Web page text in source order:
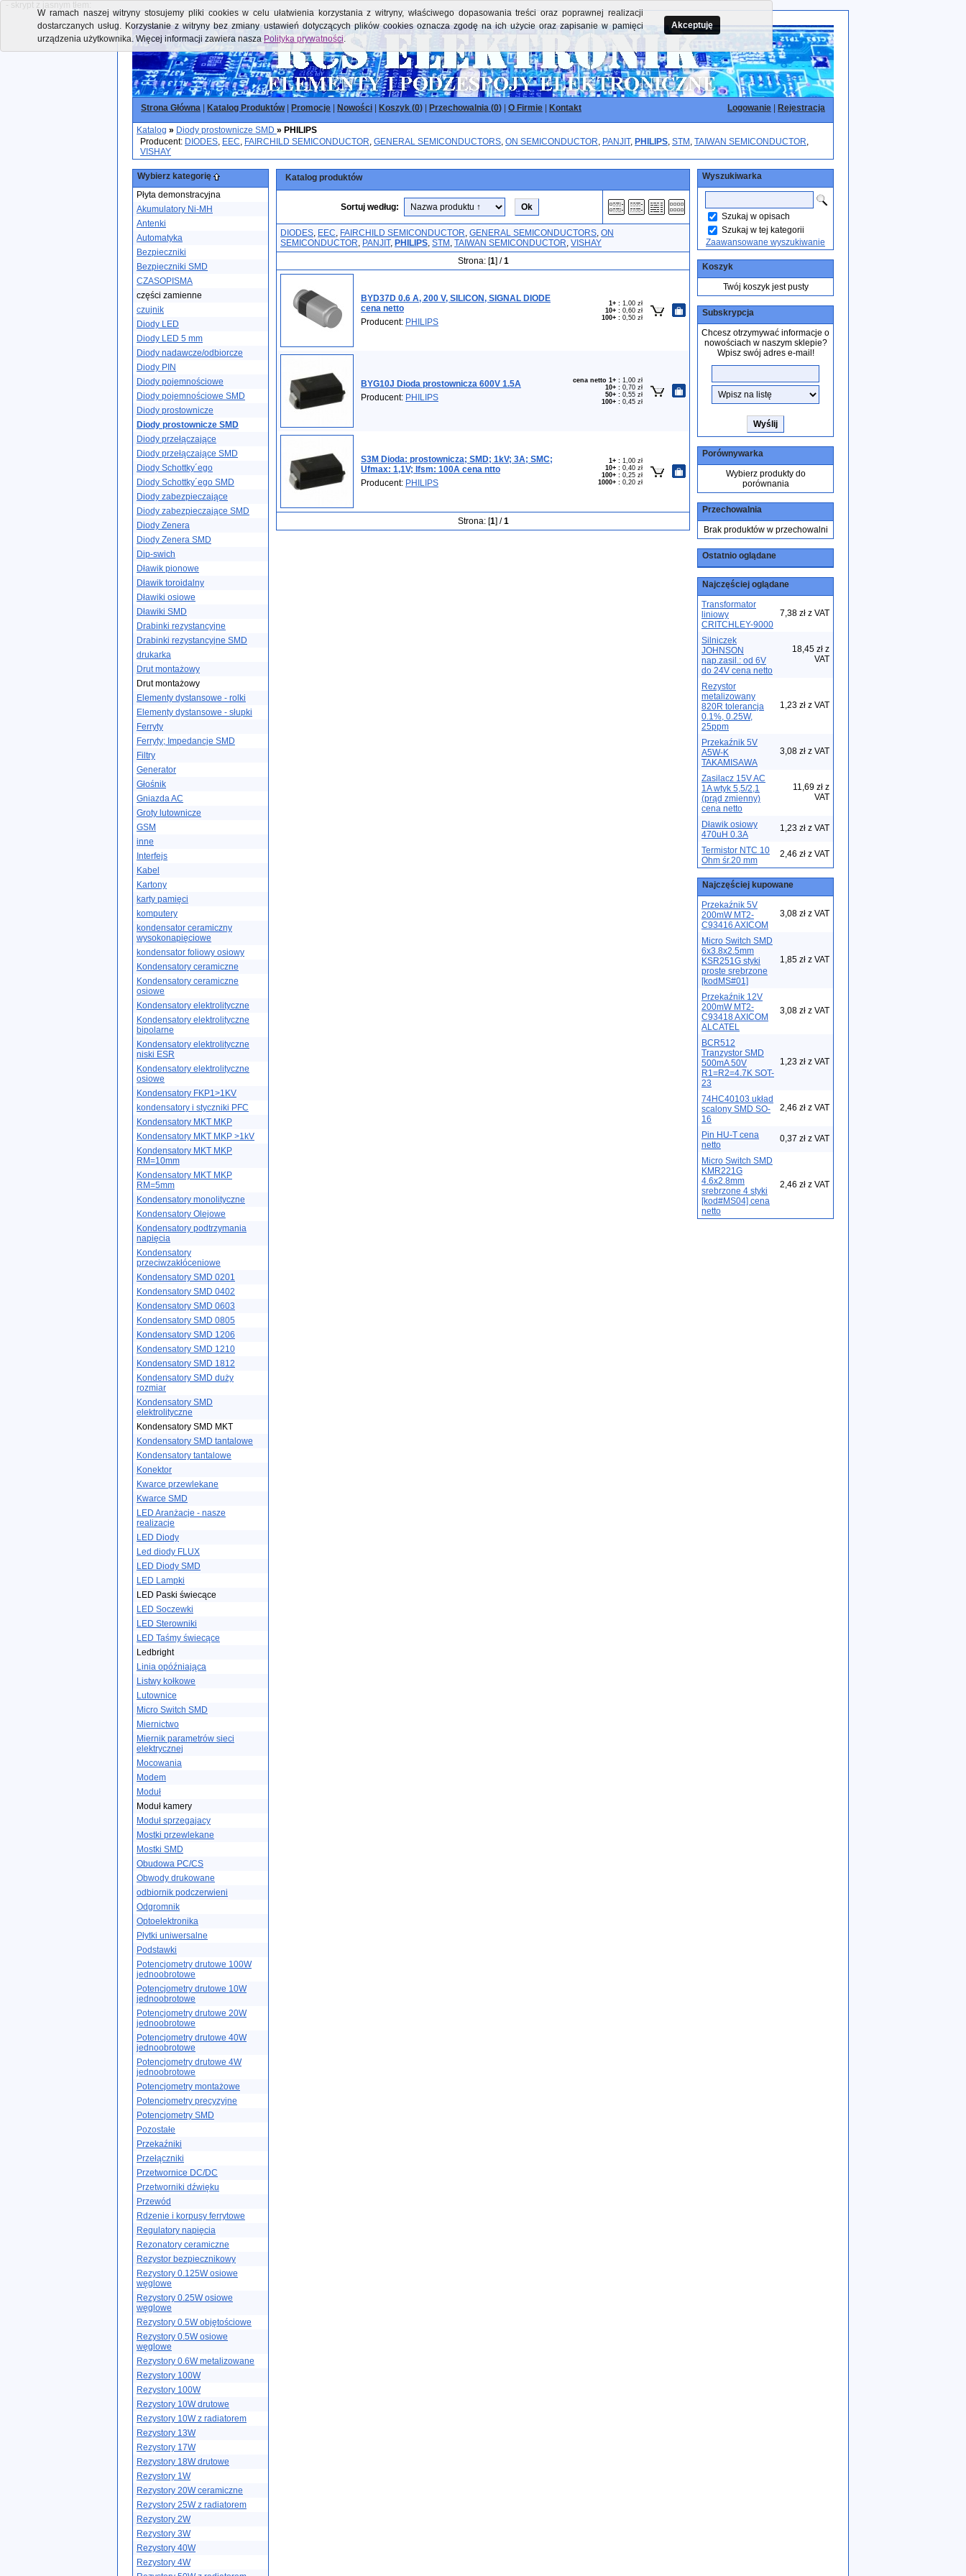
- skrypt z jasnym tłem:
Strona Główna Katalog Produktów| Promocje Nowości Koszyk (0) Przechowalnia (0) O Firmie Kontakt Logowanie Rejestracja
Katalog » Diody prostownicze SMD » PHILIPS
Producent: DIODES, EEC, FAIRCHILD SEMICONDUCTOR, GENERAL SEMICONDUCTORS, ON SEMICONDUCTOR, PANJIT, PHILIPS, STM , TAIWAN SEMICONDUCTOR,
VISHAY
Wybierz kategorię
Płyta demonstracyjna
Akumulatory Ni-MH
Antenki
Automatyka
Bezpieczniki
Bezpieczniki SMD
CZASOPISMA
części zamienne
czujnik
Diody LED
Diody LED 5 mm
Diody nadawcze/odbiorcze
Diody PIN
Diody pojemnościowe
Diody pojemnościowe SMD
Diody prostownicze
Diody prostownicze SMD
Diody przełączające
Diody przełączające SMD
Diody Schottky´ego
Diody Schottky´ego SMD
Diody zabezpieczające
Diody zabezpieczające SMD
Diody Zenera
Diody Zenera SMD
Dip-swich
Dławik pionowe
Dławik toroidalny
Dławiki osiowe
Dławiki SMD
Drabinki rezystancyjne
Drabinki rezystancyjne SMD
drukarka
Drut montażowy
Drut montażowy
Elementy dystansowe - rolki
Elementy dystansowe - słupki
Ferryty
Ferryty; Impedancje SMD
Filtry
Generator
Głośnik
Gniazda AC
Groty lutownicze
GSM
inne
Interfejs
Kabel
Kartony
karty pamięci
komputery
kondensator ceramiczny
wysokonapięciowe
kondensator foliowy osiowy
Kondensatory ceramiczne
Kondensatory ceramiczne
osiowe
Kondensatory elektrolityczne
Kondensatory elektrolityczne
bipolarne
Kondensatory elektrolityczne
niski ESR
Kondensatory elektrolityczne
osiowe
Kondensatory FKP1>1KV
kondensatory i styczniki PFC
Kondensatory MKT MKP
Kondensatory MKT MKP >1kV
Kondensatory MKT MKP
RM=10mm
Kondensatory MKT MKP
RM=5mm
Kondensatory monolityczne
Kondensatory Olejowe
Kondensatory podtrzymania
napięcia
Kondensatory
przeciwzakłóceniowe
Kondensatory SMD 0201
Kondensatory SMD 0402
Kondensatory SMD 0603
Kondensatory SMD 0805
Kondensatory SMD 1206
Kondensatory SMD 1210
Kondensatory SMD 1812
Kondensatory SMD duży
rozmiar
Kondensatory SMD
elektrolityczne
Kondensatory SMD MKT
Kondensatory SMD tantalowe
Kondensatory tantalowe
Konektor
Kwarce przewlekane
Kwarce SMD
LED Aranżacje - nasze
realizacje
LED Diody
Led diody FLUX
LED Diody SMD
LED Lampki
LED Paski świecące
LED Soczewki
LED Sterowniki
LED Taśmy świecące
Ledbright
Linia opóźniająca
Listwy kołkowe
Lutownice
Micro Switch SMD
Miernictwo
Miernik parametrów sieci
elektrycznej
Mocowania
Modem
Moduł
Moduł kamery
Moduł sprzegajacy
Mostki przewlekane
Mostki SMD
Obudowa PC/CS
Obwody drukowane
odbiornik podczerwieni
Odgromnik
Optoelektronika
Płytki uniwersalne
Podstawki
Potencjometry drutowe 100W
jednoobrotowe
Potencjometry drutowe 10W
jednoobrotowe
Potencjometry drutowe 20W
jednoobrotowe
Potencjometry drutowe 40W
jednoobrotowe
Potencjometry drutowe 4W
jednoobrotowe
Potencjometry montażowe
Potencjometry precyzyjne
Potencjometry SMD
Pozostałe
Przekaźniki
Przełączniki
Przetwornice DC/DC
Przetworniki dźwięku
Przewód
Rdzenie i korpusy ferrytowe
Regulatory napięcia
Rezonatory ceramiczne
Rezystor bezpiecznikowy
Rezystory 0.125W osiowe
węglowe
Rezystory 0.25W osiowe
węglowe
Rezystory 0.5W objętościowe
Rezystory 0.5W osiowe
węglowe
Rezystory 0.6W metalizowane
Rezystory 100W
Rezystory 100W
Rezystory 10W drutowe
Rezystory 10W z radiatorem
Rezystory 13W
Rezystory 17W
Rezystory 18W drutowe
Rezystory 1W
Rezystory 20W ceramiczne
Rezystory 25W z radiatorem
Rezystory 2W
Rezystory 3W
Rezystory 40W
Rezystory 4W
Katalog produktów
Sortuj według:
DIODES, EEC, FAIRCHILD SEMICONDUCTOR, GENERAL SEMICONDUCTORS, ON
SEMICONDUCTOR, PANJIT, PHILIPS, STM , TAIWAN SEMICONDUCTOR, VISHAY
Strona: [1] /1
BYD37D 0.6 A, 200 V, SILICON, SIGNAL DIODE
cena netto
Producent: PHILIPS
1+ : 1,00 zł
10+ : 0,60 zł
100+ : 0,50 zł
BYG10J Dioda prostownicza 600V 1.5A
Producent: PHILIPS
cena netto 1+ : 1,00 zł
10+ : 0,70 zł
50+ : 0,55 zł
100+ : 0,45 zł
S3M Dioda: prostownicza; SMD; 1kV; 3A; SMC;
Ufmax: 1,1V; Ifsm: 100A cena ntto
Producent: PHILIPS
1+ : 1,00 zł
10+ : 0,40 zł
100+ : 0,25 zł
1000+ : 0,20 zł
Strona: [1] /1
Wyszukiwarka
Szukaj w opisach
Szukaj w tej kategorii
Zaawansowane wyszukiwanie
Koszyk
Twój koszyk jest pusty
Subskrypcja
Chcesz otrzymywać informacje o
nowościach w naszym sklepie?
Wpisz swój adres e-mail!
Porównywarka
Wybierz produkty do
porównania
Przechowalnia
Brak produktów w przechowalni
Ostatnio oglądane
Najczęściej oglądane
Transformator
liniowy
CRITCHLEY-9000
7,38 zł z VAT
Silniczek
JOHNSON
nap.zasil.: od 6V
do 24V cena netto
18,45 zł z
VAT
Rezystor
metalizowany
820R tolerancja
0.1%, 0.25W,
25ppm
1,23 zł z VAT
Przekaźnik 5V
A5W-K
TAKAMISAWA
3,08 zł z VAT
Zasilacz 15V AC
1A wtyk 5,5/2,1
(prąd zmienny)
cena netto
11,69 zł z
VAT
Dławik osiowy
470uH 0.3A
1,23 zł z VAT
Termistor NTC 10
Ohm śr.20 mm
2,46 zł z VAT
Najczęściej kupowane
Przekaźnik 5V
200mW MT2-
C93416 AXICOM
3,08 zł z VAT
Micro Switch SMD
6x3.8x2.5mm
KSR251G styki
proste srebrzone
[kodMS#01]
1,85 zł z VAT
Przekaźnik 12V
200mW MT2-
C93418 AXICOM
ALCATEL
3,08 zł z VAT
BCR512
Tranzystor SMD
500mA 50V
R1=R2=4.7K SOT-
23
1,23 zł z VAT
74HC40103 układ
scalony SMD SO-
16
2,46 zł z VAT
Pin HU-T cena
netto
0,37 zł z VAT
Micro Switch SMD
KMR221G
4.6x2.8mm
srebrzone 4 styki
[kod#MS04] cena
netto
2,46 zł z VAT
W ramach naszej witryny stosujemy pliki cookies w celu ułatwienia korzystania z witryny, właściwego dopasowania treści oraz poprawnej realizacji
dostarczanych usług. Korzystanie z witryny bez zmiany ustawień dotyczących plików cookies oznacza zgodę na ich użycie oraz zapisanie w pamięci
urządzenia użytkownika. Więcej informacji zawiera nasza Polityka prywatności.
Akceptuję